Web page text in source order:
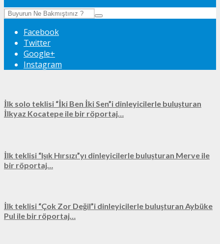
Facebook
Twitter
Google+
Instagram
İlk solo teklisi “İki Ben İki Sen”i dinleyicilerle buluşturan
İlkyaz Kocatepe ile bir röportaj…
İlk teklisi “Işık Hırsızı”yı dinleyicilerle buluşturan Merve ile
bir röportaj…
İlk teklisi “Çok Zor Değil”i dinleyicilerle buluşturan Aybüke
Pul ile bir röportaj…